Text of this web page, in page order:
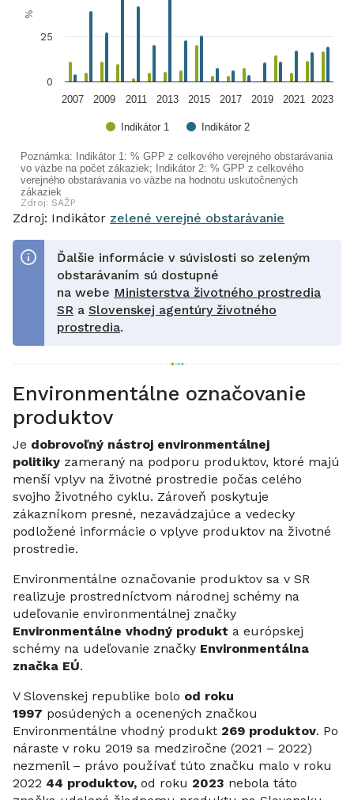
%
0
25
Zdroj: SAŽP
Poznámka: Indikátor 1: % GPP z celkového verejného obstarávania
vo väzbe na počet zákaziek; Indikátor 2: % GPP z celkového
verejného obstarávania vo väzbe na hodnotu uskutočnených
zákaziek
Indikátor 1 Indikátor 2
2007 2009 2011 2013 2015 2017 2019 2021 2023
End of interactive chart.
Zdroj: Indikátor zelené verejné obstarávanie
Ďalšie informácie v súvislosti so zeleným
obstarávaním sú dostupné
na webe Ministerstva životného prostredia
SR a Slovenskej agentúry životného
prostredia.
Environmentálne označovanie
produktov
Je dobrovoľný nástroj environmentálnej
politiky zameraný na podporu produktov, ktoré majú
menší vplyv na životné prostredie počas celého
svojho životného cyklu. Zároveň poskytuje
zákazníkom presné, nezavádzajúce a vedecky
podložené informácie o vplyve produktov na životné
prostredie.
Environmentálne označovanie produktov sa v SR
realizuje prostredníctvom národnej schémy na
udeľovanie environmentálnej značky
Environmentálne vhodný produkt a európskej
schémy na udeľovanie značky Environmentálna
značka EÚ.
V Slovenskej republike bolo od roku
1997 posúdených a ocenených značkou
Environmentálne vhodný produkt 269 produktov. Po
náraste v roku 2019 sa medziročne (2021 – 2022)
nezmenil – právo používať túto značku malo v roku
2022 44 produktov, od roku 2023 nebola táto